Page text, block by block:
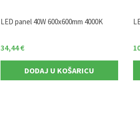
LED panel 40W 600x600mm 4000K
34,44€
DODAJ U KOŠARICU